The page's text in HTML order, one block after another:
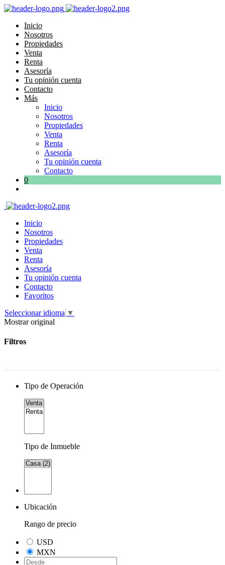
Inicio
Nosotros
Propiedades
Venta
Renta
Asesoría
Tu opinión cuenta
Contacto
Más
Inicio
Nosotros
Propiedades
Venta
Renta
Asesoría
Tu opinión cuenta
Contacto
0
Inicio
Nosotros
Propiedades
Venta
Renta
Asesoría
Tu opinión cuenta
Contacto
Favoritos
Seleccionar idioma ▼
Mostrar original
Filtros
Tipo de Operación
Tipo de Inmueble
Ubicación
Rango de precio
USD
MXN